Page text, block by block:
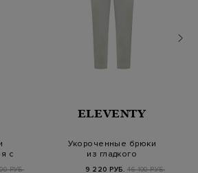
с
РУБ.
ELEVENTY
Укороченные брюки
из гладкого
эластичного хлопка
9 220 РУБ. 46 100 РУБ.